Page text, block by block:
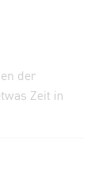
der
Zeit in